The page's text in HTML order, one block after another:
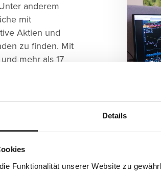
Details
Funktionalität unserer Website zu
anderem
mit
Aktien und
zu finden. Mit
mehr als 17
zählt DJE
in
die